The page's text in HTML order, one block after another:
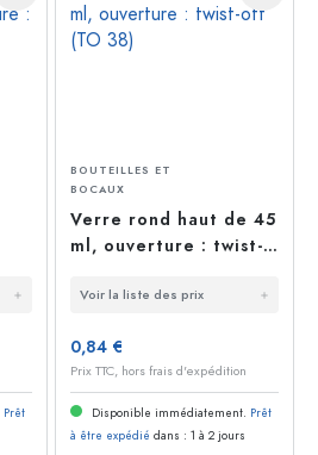
Prêt
BOUTEILLES ET
BOCAUX
Verre rond haut de 45
ml, ouverture : twist-
Voir la liste des prix
0,84 €
Prix TTC, hors frais d'expédition
Disponible immédiatement. Prêt
à être expédié dans : 1 à 2 jours